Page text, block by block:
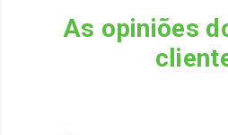
As opiniões